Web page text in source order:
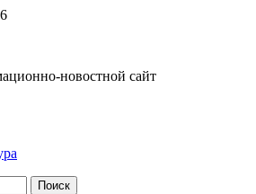
новостной сайт